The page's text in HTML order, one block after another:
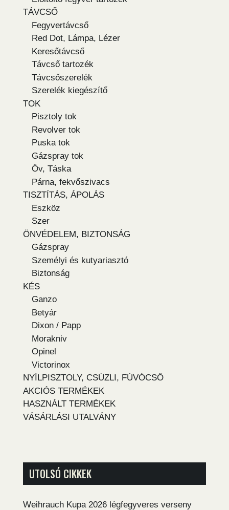
TÁVCSŐ
Fegyvertávcső
Red Dot, Lámpa, Lézer
Keresőtávcső
Távcső tartozék
Távcsőszerelék
Szerelék kiegészítő
TOK
Pisztoly tok
Revolver tok
Puska tok
Gázspray tok
Öv, Táska
Párna, fekvőszivacs
TISZTÍTÁS, ÁPOLÁS
Eszköz
Szer
ÖNVÉDELEM, BIZTONSÁG
Gázspray
Személyi és kutyariasztó
Biztonság
KÉS
Ganzo
Betyár
Dixon / Papp
Morakniv
Opinel
Victorinox
NYÍLPISZTOLY, CSÚZLI, FÚVÓCSŐ
AKCIÓS TERMÉKEK
HASZNÁLT TERMÉKEK
VÁSÁRLÁSI UTALVÁNY
UTOLSÓ CIKKEK
Weihrauch Kupa 2026 légfegyveres verseny